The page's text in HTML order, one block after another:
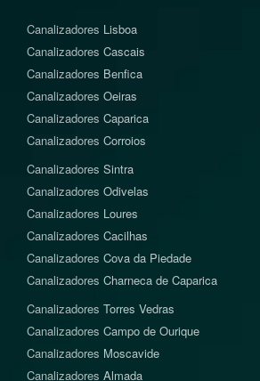
Canalizadores Lisboa
Canalizadores Cascais
Canalizadores Benfica
Canalizadores Oeiras
Canalizadores Caparica
Canalizadores Corroios
Canalizadores Sintra
Canalizadores Odivelas
Canalizadores Loures
Canalizadores Cacilhas
Canalizadores Cova da Piedade
Canalizadores Charneca de Caparica
Canalizadores Torres Vedras
Canalizadores Campo de Ourique
Canalizadores Moscavide
Canalizadores Almada